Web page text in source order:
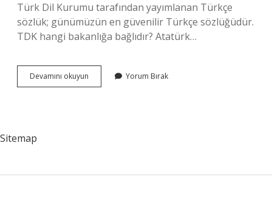
Türk Dil Kurumu tarafından yayımlanan Türkçe
sözlük; günümüzün en güvenilir Türkçe sözlüğüdür.
TDK hangi bakanlığa bağlıdır? Atatürk…
Devamını okuyun
Ne
Yorum Bırak
Sitemap